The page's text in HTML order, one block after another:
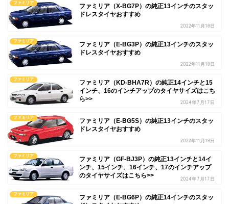
ファミリア
ファミリア（X-BG7P）の純正13インチのスタッ
ドレスタイヤおすすめ
2022年11月18日
ファミリア
ファミリア（E-BG3P）の純正13インチのスタッ
ドレスタイヤおすすめ
2022年11月18日
ファミリア
ファミリア（KD-BHA7R）の純正14インチと15
インチ、16のインチアップのタイヤサイズはこち
ら>>
2024年7月17日
ファミリア
ファミリア（E-BG5S）の純正13インチのスタッ
ドレスタイヤおすすめ
2022年11月18日
ファミリア
ファミリア（GF-BJ3P）の純正13インチと14イ
ンチ、15インチ、16インチ、17のインチアップ
のタイヤサイズはこちら>>
2024年7月17日
ファミリア
ファミリア（E-BG6P）の純正14インチのスタッ